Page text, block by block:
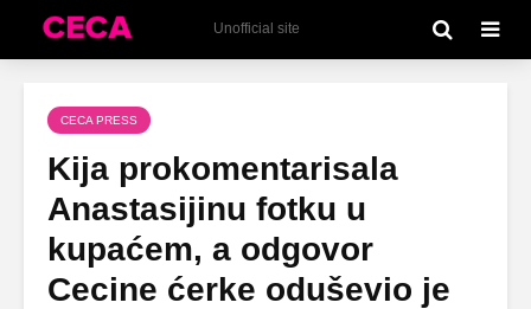
Unofficial site
CECA PRESS
Kija prokomentarisala
Anastasijinu fotku u
kupaćem, a odgovor
Cecine ćerke oduševio je